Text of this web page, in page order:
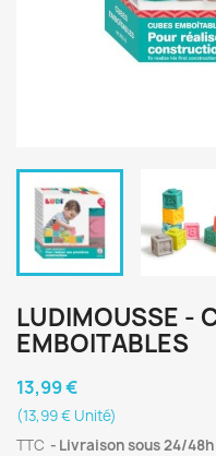
LUDIMOUSSE -
EMBOITABLES
13,99 €
(13,99 € Unité)
TTC
Livraison sous 24/48h